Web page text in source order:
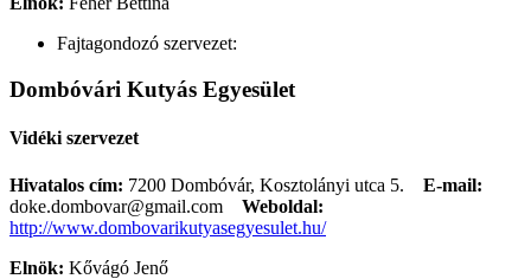
Fajtagondozó szervezet:
Dombóvári Kutyás Egyesület
Vidéki szervezet
Hivatalos cím: 7200 Dombóvár, Kosztolányi utca 5. E-mail:
doke.dombovar@gmail.com
Weboldal:
http://www.dombovarikutyasegyesulet.hu/
Elnök: Kővágó Jenő